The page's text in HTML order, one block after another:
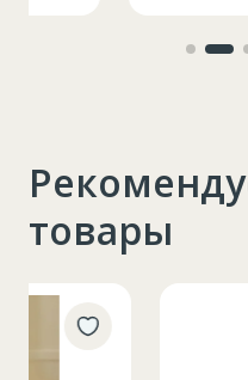
товары